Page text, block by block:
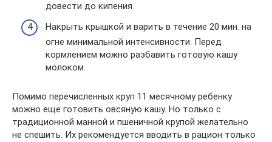
довести до кипения.
Накрыть крышкой и варить в течение 20 мин. на
огне минимальной интенсивности. Перед
кормлением можно разбавить готовую кашу
молоком.
Помимо перечисленных круп 11 месячному ребенку
можно еще готовить овсяную кашу. Но только с
традиционной манной и пшеничной крупой желательно
не спешить. Их рекомендуется вводить в рацион только